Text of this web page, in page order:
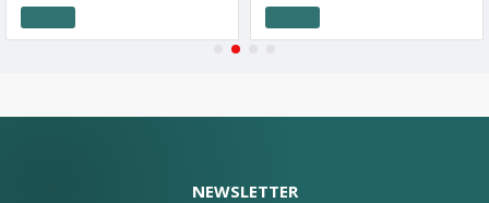
NEWSLETTER